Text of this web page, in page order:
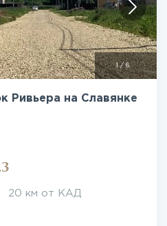
1/6
Ривьера на Славянке
20 км от КАД